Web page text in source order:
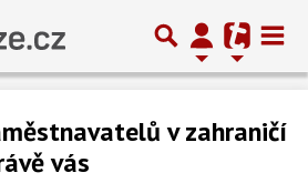
v zahraničí
vás